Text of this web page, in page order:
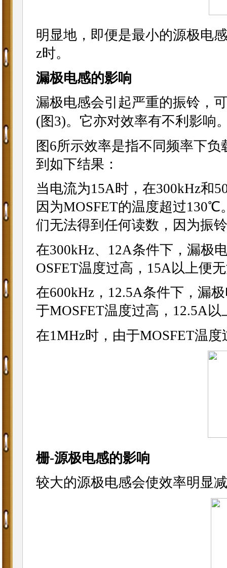
明显地，即便是最小的源极电
z时。
漏极电感的影响
漏极电感会引起严重的振铃，
(图3)。它亦对效率有不利影响
图6所示效率是指不同频率下
到如下结果：
当电流为15A时，在300kHz和
因为MOSFET的温度超过130℃
们无法得到任何读数，因为振
在300kHz、12A条件下，漏极
OSFET温度过高，15A以上便
在600kHz，12.5A条件下，漏
于MOSFET温度过高，12.5A
在1MHz时，由于MOSFET温
栅-源极电感的影响
较大的源极电感会使效率明显